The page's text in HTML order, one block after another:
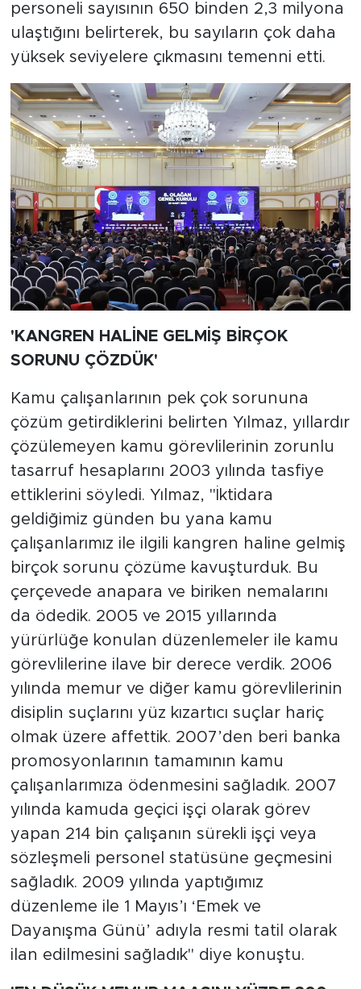
personeli sayısının 650 binden 2,3 milyona
ulaştığını belirterek, bu sayıların çok daha
yüksek seviyelere çıkmasını temenni etti.
'KANGREN HALİNE GELMİŞ BİRÇOK
SORUNU ÇÖZDÜK'
Kamu çalışanlarının pek çok sorununa
çözüm getirdiklerini belirten Yılmaz, yıllardır
çözülemeyen kamu görevlilerinin zorunlu
tasarruf hesaplarını 2003 yılında tasfiye
ettiklerini söyledi. Yılmaz, "İktidara
geldiğimiz günden bu yana kamu
çalışanlarımız ile ilgili kangren haline gelmiş
birçok sorunu çözüme kavuşturduk. Bu
çerçevede anapara ve biriken nemalarını
da ödedik. 2005 ve 2015 yıllarında
yürürlüğe konulan düzenlemeler ile kamu
görevlilerine ilave bir derece verdik. 2006
yılında memur ve diğer kamu görevlilerinin
disiplin suçlarını yüz kızartıcı suçlar hariç
olmak üzere affettik. 2007’den beri banka
promosyonlarının tamamının kamu
çalışanlarımıza ödenmesini sağladık. 2007
yılında kamuda geçici işçi olarak görev
yapan 214 bin çalışanın sürekli işçi veya
sözleşmeli personel statüsüne geçmesini
sağladık. 2009 yılında yaptığımız
düzenleme ile 1 Mayıs’ı ‘Emek ve
Dayanışma Günü’ adıyla resmi tatil olarak
ilan edilmesini sağladık" diye konuştu.